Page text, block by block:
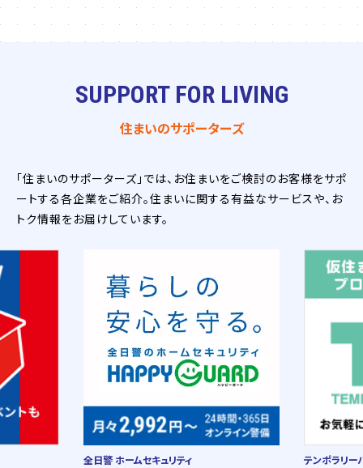
SUPPORT FOR LIVING
住まいのサポーターズ
「住まいのサポーターズ」では、お住まいをご検討のお客様をサポ
ートする各企業をご紹介。住まいに関する有益なサービスや、お
トク情報をお届けしています。
全日警 ホームセキュリティ テンポラリー